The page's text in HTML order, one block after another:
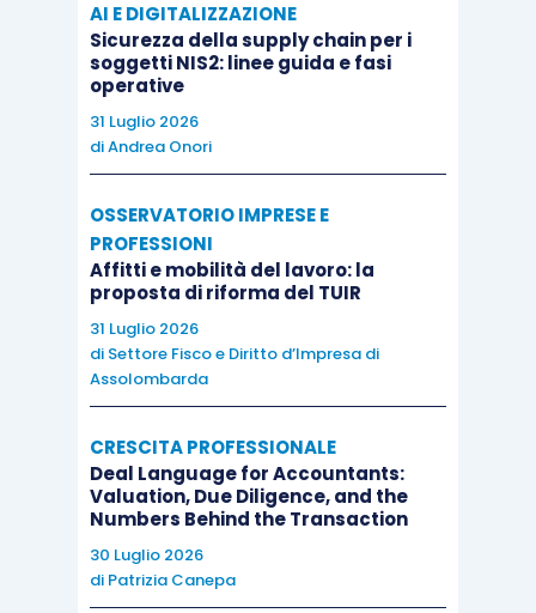
AI E DIGITALIZZAZIONE
Sicurezza della supply chain per i
soggetti NIS2: linee guida e fasi
operative
31 Luglio 2026
diAndrea Onori
OSSERVATORIO IMPRESE E
PROFESSIONI
Affitti e mobilità del lavoro: la
proposta di riforma del TUIR
31 Luglio 2026
di Settore Fisco e Diritto d’Impresa di
Assolombarda
CRESCITA PROFESSIONALE
Deal Language for Accountants:
Valuation, Due Diligence, and the
Numbers Behind the Transaction
30 Luglio 2026
di Patrizia Canepa